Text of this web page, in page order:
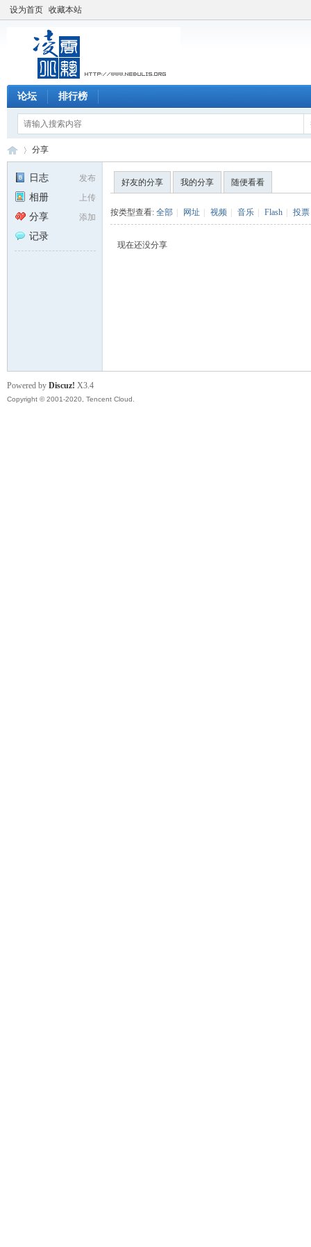
设为首页 收藏本站
论坛 排行榜
分享
发布
日志
上传
相册
添加
分享
记录
好友的分享 我的分享 随便看看
按类型查看: 全部 网址 视频 音乐 Flash 投票
现在还没分享
Powered by Discuz! X3.4
Copyright © 2001-2020, Tencent Cloud.